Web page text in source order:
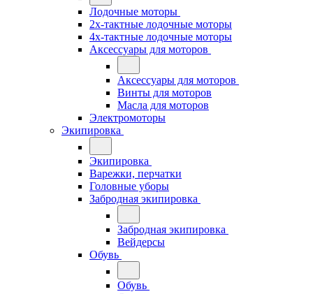
Лодочные моторы
2х-тактные лодочные моторы
4х-тактные лодочные моторы
Аксессуары для моторов
Аксессуары для моторов
Винты для моторов
Масла для моторов
Электромоторы
Экипировка
Экипировка
Варежки, перчатки
Головные уборы
Забродная экипировка
Забродная экипировка
Вейдерсы
Обувь
Обувь